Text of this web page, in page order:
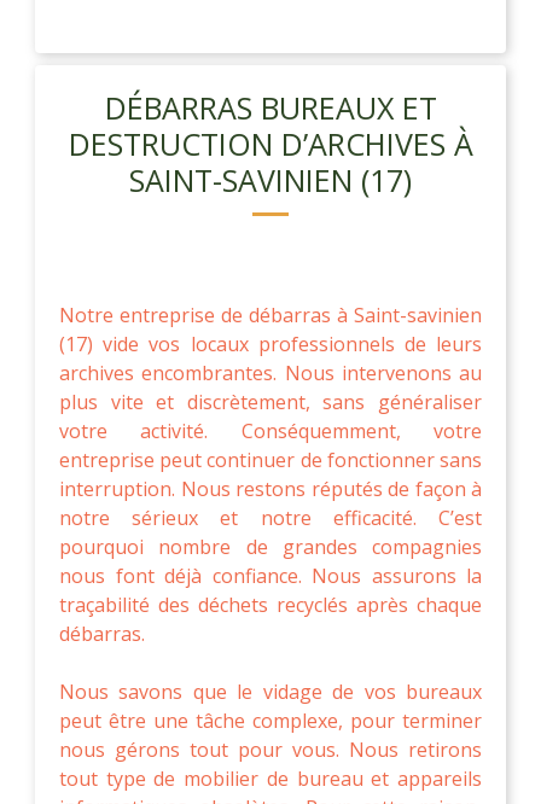
DÉBARRAS BUREAUX ET
DESTRUCTION D’ARCHIVES À
SAINT-SAVINIEN (17)
Notre entreprise de débarras à Saint-savinien
(17) vide vos locaux professionnels de leurs
archives encombrantes. Nous intervenons au
plus vite et discrètement, sans généraliser
votre activité. Conséquemment, votre
entreprise peut continuer de fonctionner sans
interruption. Nous restons réputés de façon à
notre sérieux et notre efficacité. C’est
pourquoi nombre de grandes compagnies
nous font déjà confiance. Nous assurons la
traçabilité des déchets recyclés après chaque
débarras.
Nous savons que le vidage de vos bureaux
peut être une tâche complexe, pour terminer
nous gérons tout pour vous. Nous retirons
tout type de mobilier de bureau et appareils